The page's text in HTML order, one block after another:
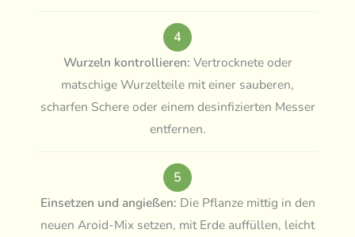
4
Wurzeln kontrollieren: Vertrocknete oder
matschige Wurzelteile mit einer sauberen,
scharfen Schere oder einem desinfizierten Messer
entfernen.
5
Einsetzen und angießen: Die Pflanze mittig in den
neuen Aroid-Mix setzen, mit Erde auffüllen, leicht